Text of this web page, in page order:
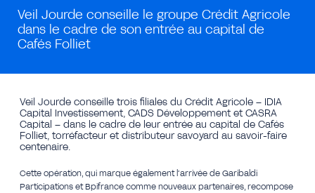
Veil Jourde conseille le groupe Crédit Agricole
dans le cadre de son entrée au capital de
Cafés Folliet
Veil Jourde conseille trois filiales du Crédit Agricole – IDIA
Capital Investissement, CADS Développement et CASRA
Capital – dans le cadre de leur entrée au capital de Cafés
Folliet, torréfacteur et distributeur savoyard au savoir-faire
centenaire.
Cette opération, qui marque également l’arrivée de Garibaldi
Participations et Bpifrance comme nouveaux partenaires, recompose